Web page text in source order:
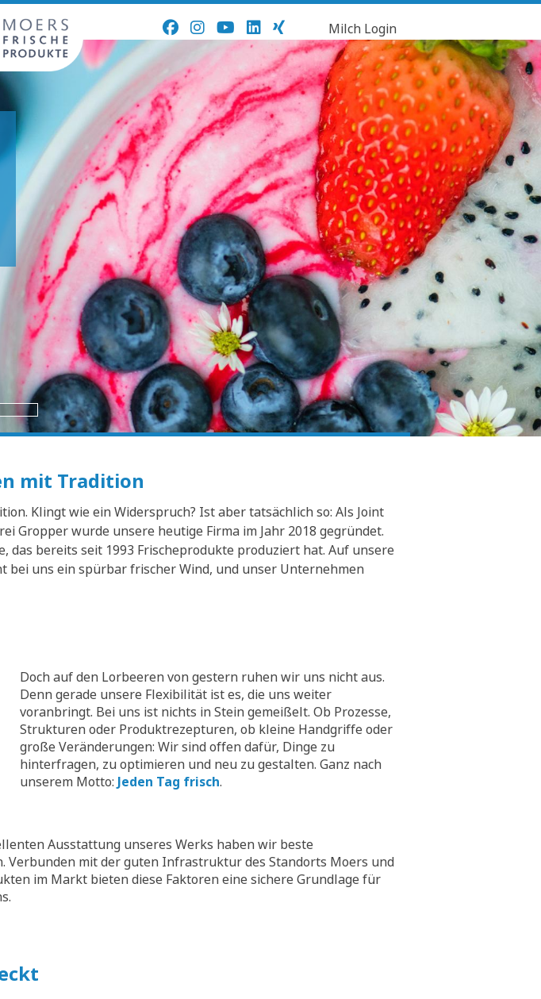
Milch Login
mit Tradition
Klingt wie ein Widerspruch? Ist aber tatsächlich so: Als Joint
Gropper wurde unsere heutige Firma im Jahr 2018 gegründet.
das bereits seit 1993 Frischeprodukte produziert hat. Auf unsere
bei uns ein spürbar frischer Wind, und unser Unternehmen
Doch auf den Lorbeeren von gestern ruhen wir uns nicht aus.
Denn gerade unsere Flexibilität ist es, die uns weiter
voranbringt. Bei uns ist nichts in Stein gemeißelt. Ob Prozesse,
Strukturen oder Produktrezepturen, ob kleine Handgriffe oder
große Veränderungen: Wir sind offen dafür, Dinge zu
hinterfragen, zu optimieren und neu zu gestalten. Ganz nach
unserem Motto: Jeden Tag frisch.
Ausstattung unseres Werks haben wir beste
mit der guten Infrastruktur des Standorts Moers und
im Markt bieten diese Faktoren eine sichere Grundlage für